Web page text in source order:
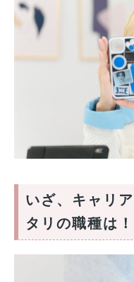
いざ、キャリ
タリの職種は！